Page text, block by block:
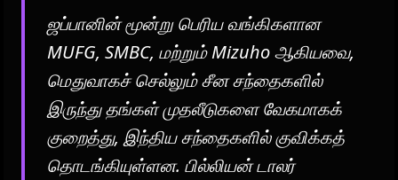
ஜப்பானின் மூன்று பெரிய வங்கிகளான
MUFG, SMBC, மற்றும் Mizuho ஆகியவை,
மெதுவாகச் செல்லும் சீன சந்தைகளில்
இருந்து தங்கள் முதலீடுகளை வேகமாகக்
குறைத்து, இந்திய சந்தைகளில் குவிக்கத்
தொடங்கியுள்ளன. பில்லியன் டாலர்